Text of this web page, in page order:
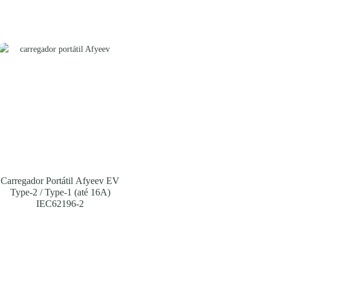
Carregador Portátil Afyeev EV
Type-2 / Type-1 (até 16A)
IEC62196-2